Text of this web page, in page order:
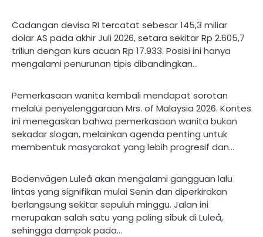
Cadangan devisa RI tercatat sebesar 145,3 miliar
dolar AS pada akhir Juli 2026, setara sekitar Rp 2.605,7
triliun dengan kurs acuan Rp 17.933. Posisi ini hanya
mengalami penurunan tipis dibandingkan…
Pemerkasaan wanita kembali mendapat sorotan
melalui penyelenggaraan Mrs. of Malaysia 2026. Kontes
ini menegaskan bahwa pemerkasaan wanita bukan
sekadar slogan, melainkan agenda penting untuk
membentuk masyarakat yang lebih progresif dan…
Bodenvägen Luleå akan mengalami gangguan lalu
lintas yang signifikan mulai Senin dan diperkirakan
berlangsung sekitar sepuluh minggu. Jalan ini
merupakan salah satu yang paling sibuk di Luleå,
sehingga dampak pada…